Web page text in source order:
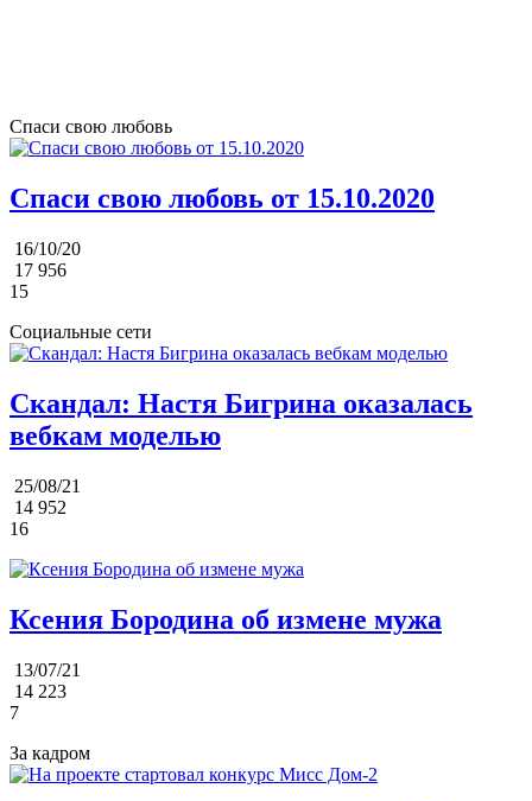
Спаси свою любовь
Спаси свою любовь от 15.10.2020
16/10/20
17 956
15
Социальные сети
Скандал: Настя Бигрина оказалась
вебкам моделью
25/08/21
14 952
16
Ксения Бородина об измене мужа
13/07/21
14 223
7
За кадром